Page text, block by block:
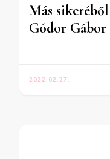
Más
Gódor Gábor
2022.02.27.